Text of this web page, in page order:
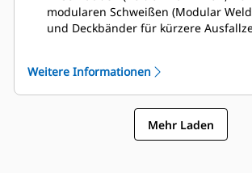
modularen Schweißen (Modular
und Deckbänder für kürzere
Rückseite der Schaufel und damit die
Beschädigungen des Auslegers/
Komponenten usw.
Caterpillar bietet die Schaufel und
Palette von GET-Optionen an.
Weitere Informationen
Mehr Laden